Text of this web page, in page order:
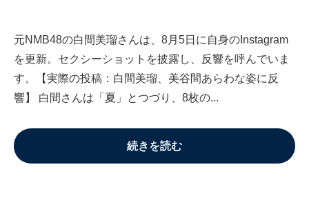
元NMB48の白間美瑠さんは、8月5日に自身のInstagram
を更新。セクシーショットを披露し、反響を呼んでいま
す。【実際の投稿：白間美瑠、美谷間あらわな姿に反
響】 白間さんは「夏」とつづり、8枚の...
続きを読む